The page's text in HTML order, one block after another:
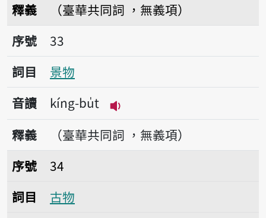
釋義
（臺華共同詞 ，無義項）
序號33景物
序號
33
詞目
景物
音讀
kíng-bu̍t
播放音讀kíng-bu̍t
釋義
（臺華共同詞 ，無義項）
序號34古物
序號
34
詞目
古物